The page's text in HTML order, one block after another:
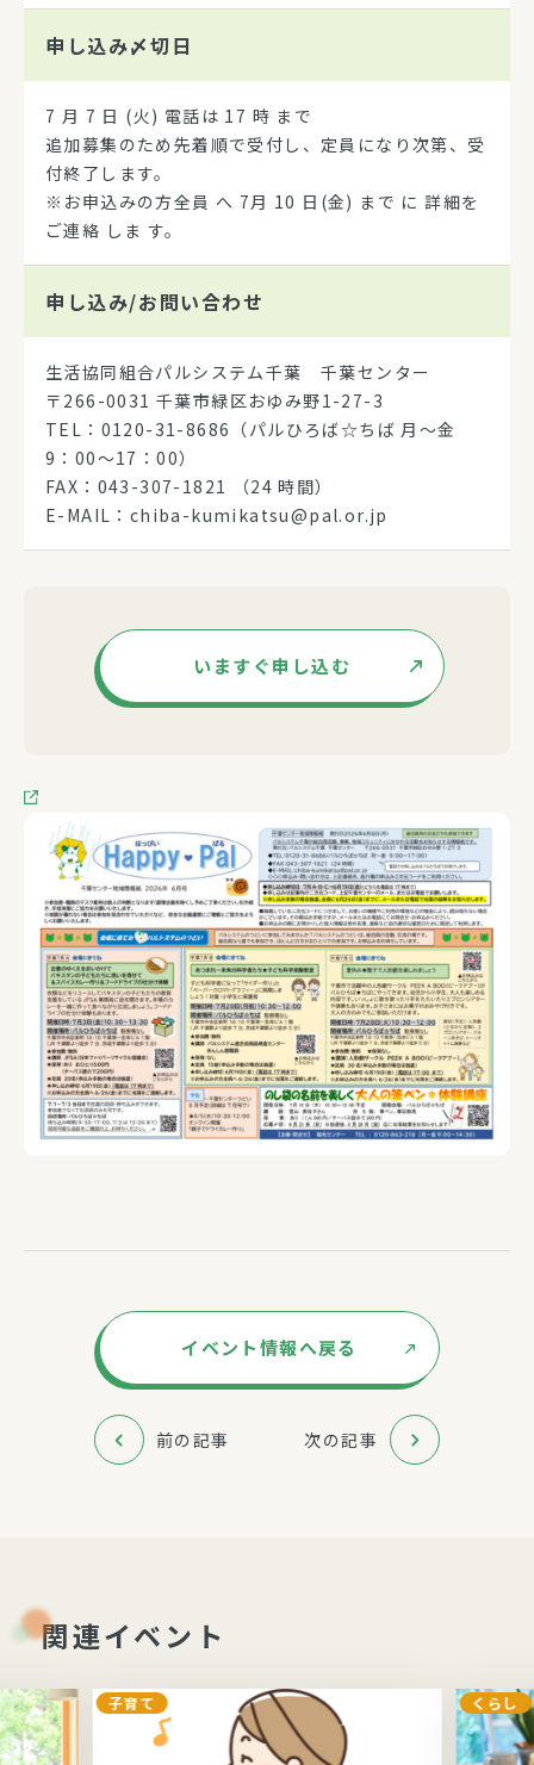
申し込み〆切日
7 月 7 日 (火) 電話は 17 時 まで
追加募集のため先着順で受付し、定員になり次第、受
付終了します。
※お申込みの方全員 へ 7月 10 日(金) まで に 詳細を
ご連絡 しま す。
申し込み/お問い合わせ
生活協同組合パルシステム千葉 千葉センター
〒266-0031 千葉市緑区おゆみ野1-27-3
TEL：0120-31-8686（パルひろば☆ちば 月～金
9：00～17：00）
FAX：043-307-1821 （24 時間）
E-MAIL：chiba-kumikatsu@pal.or.jp
いますぐ申し込む
イベント情報へ戻る
前の記事 次の記事
関連イベント
子育て くらし